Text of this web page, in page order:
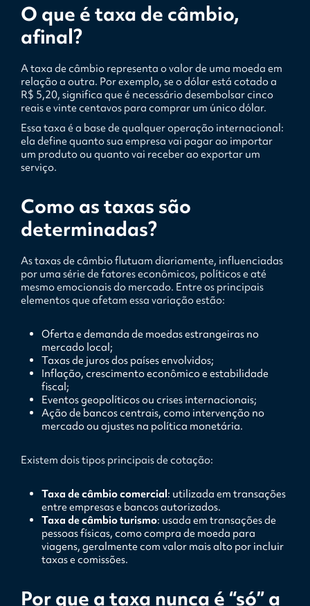
O que é taxa de câmbio,
afinal?
A taxa de câmbio representa o valor de uma moeda em
relação a outra. Por exemplo, se o dólar está cotado a
R$ 5,20, significa que é necessário desembolsar cinco
reais e vinte centavos para comprar um único dólar.
Essa taxa é a base de qualquer operação internacional:
ela define quanto sua empresa vai pagar ao importar
um produto ou quanto vai receber ao exportar um
serviço.
Como as taxas são
determinadas?
As taxas de câmbio flutuam diariamente, influenciadas
por uma série de fatores econômicos, políticos e até
mesmo emocionais do mercado. Entre os principais
elementos que afetam essa variação estão:
Oferta e demanda de moedas estrangeiras no
mercado local;
Taxas de juros dos países envolvidos;
Inflação, crescimento econômico e estabilidade
fiscal;
Eventos geopolíticos ou crises internacionais;
Ação de bancos centrais, como intervenção no
mercado ou ajustes na política monetária.
Existem dois tipos principais de cotação:
Taxa de câmbio comercial: utilizada em transações
entre empresas e bancos autorizados.
Taxa de câmbio turismo: usada em transações de
pessoas físicas, como compra de moeda para
viagens, geralmente com valor mais alto por incluir
taxas e comissões.
Por que a taxa nunca é “só” a